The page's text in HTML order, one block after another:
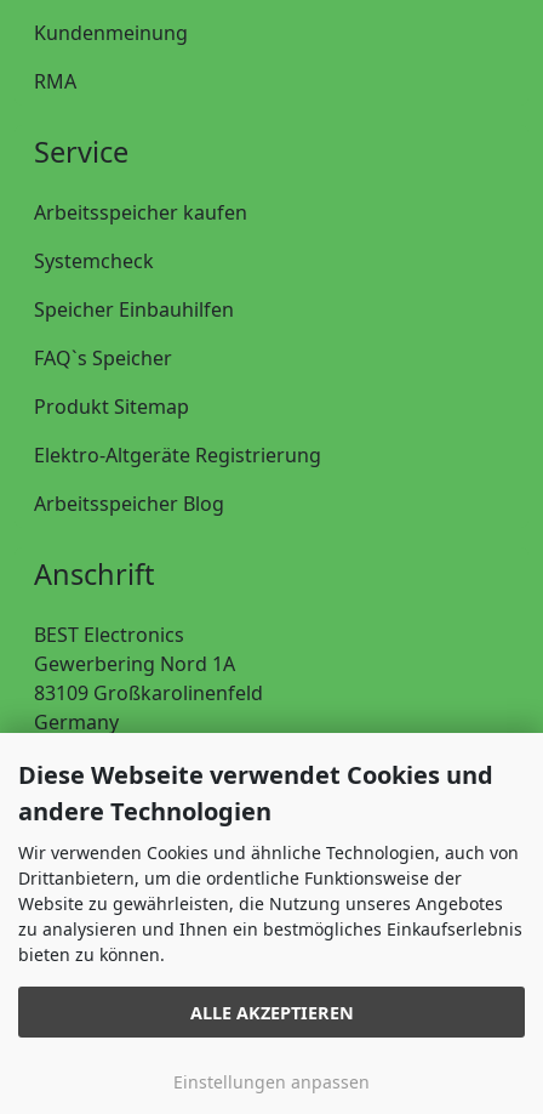
Kundenmeinung
RMA
Service
Arbeitsspeicher kaufen
Systemcheck
Speicher Einbauhilfen
FAQ`s Speicher
Produkt Sitemap
Elektro-Altgeräte Registrierung
Arbeitsspeicher Blog
Anschrift
BEST Electronics
Gewerbering Nord 1A
83109 Großkarolinenfeld
Germany
Telefon: 08031 40891-0
Fax: 08031 40891-29
Öffnungszeiten
Montag - Freitag: 8-16 Uhr
4.9
Diese Webseite verwendet Cookies und
andere Technologien
Wir verwenden Cookies und ähnliche Technologien, auch von
Drittanbietern, um die ordentliche Funktionsweise der
Website zu gewährleisten, die Nutzung unseres Angebotes
zu analysieren und Ihnen ein bestmögliches Einkaufserlebnis
bieten zu können.
ALLE AKZEPTIEREN
Einstellungen anpassen